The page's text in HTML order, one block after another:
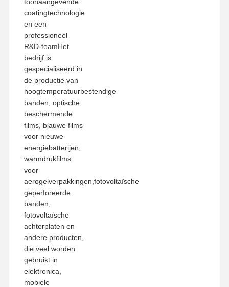
coatingtechnologie
en een
professioneel
R&D-teamHet
bedrijf is
gespecialiseerd in
de productie van
hoogtemperatuurbestendige
banden, optische
beschermende
films, blauwe films
voor nieuwe
energiebatterijen,
warmdrukfilms
voor
aerogelverpakkingen,fotovoltaïsche
geperforeerde
banden,
fotovoltaïsche
achterplaten en
andere producten,
die veel worden
gebruikt in
elektronica,
mobiele